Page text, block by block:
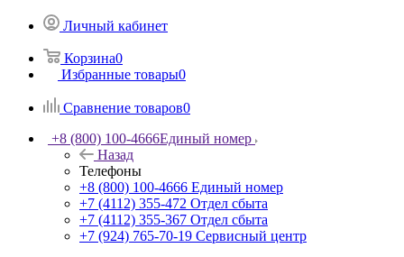
Личный кабинет
Корзина0
Избранные товары0
Сравнение товаров0
+8 (800) 100-4666Единый номер
Назад
Телефоны
+8 (800) 100-4666 Единый номер
+7 (4112) 355-472 Отдел сбыта
+7 (4112) 355-367 Отдел сбыта
+7 (924) 765-70-19 Сервисный центр